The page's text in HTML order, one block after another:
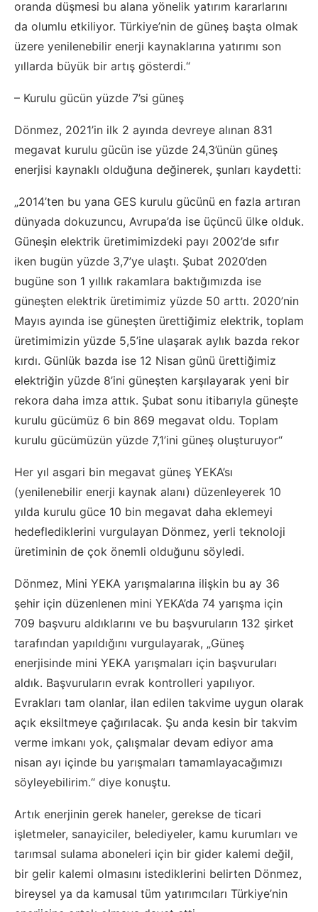
oranda düşmesi bu alana yönelik yatırım kararlarını
da olumlu etkiliyor. Türkiye’nin de güneş başta olmak
üzere yenilenebilir enerji kaynaklarına yatırımı son
yıllarda büyük bir artış gösterdi.“
– Kurulu gücün yüzde 7’si güneş
Dönmez, 2021’in ilk 2 ayında devreye alınan 831
megavat kurulu gücün ise yüzde 24,3’ünün güneş
enerjisi kaynaklı olduğuna değinerek, şunları kaydetti:
„2014’ten bu yana GES kurulu gücünü en fazla artıran
dünyada dokuzuncu, Avrupa’da ise üçüncü ülke olduk.
Güneşin elektrik üretimimizdeki payı 2002’de sıfır
iken bugün yüzde 3,7’ye ulaştı. Şubat 2020’den
bugüne son 1 yıllık rakamlara baktığımızda ise
güneşten elektrik üretimimiz yüzde 50 arttı. 2020’nin
Mayıs ayında ise güneşten ürettiğimiz elektrik, toplam
üretimimizin yüzde 5,5’ine ulaşarak aylık bazda rekor
kırdı. Günlük bazda ise 12 Nisan günü ürettiğimiz
elektriğin yüzde 8’ini güneşten karşılayarak yeni bir
rekora daha imza attık. Şubat sonu itibarıyla güneşte
kurulu gücümüz 6 bin 869 megavat oldu. Toplam
kurulu gücümüzün yüzde 7,1’ini güneş oluşturuyor“
Her yıl asgari bin megavat güneş YEKA’sı
(yenilenebilir enerji kaynak alanı) düzenleyerek 10
yılda kurulu güce 10 bin megavat daha eklemeyi
hedeflediklerini vurgulayan Dönmez, yerli teknoloji
üretiminin de çok önemli olduğunu söyledi.
Dönmez, Mini YEKA yarışmalarına ilişkin bu ay 36
şehir için düzenlenen mini YEKA’da 74 yarışma için
709 başvuru aldıklarını ve bu başvuruların 132 şirket
tarafından yapıldığını vurgulayarak, „Güneş
enerjisinde mini YEKA yarışmaları için başvuruları
aldık. Başvuruların evrak kontrolleri yapılıyor.
Evrakları tam olanlar, ilan edilen takvime uygun olarak
açık eksiltmeye çağırılacak. Şu anda kesin bir takvim
verme imkanı yok, çalışmalar devam ediyor ama
nisan ayı içinde bu yarışmaları tamamlayacağımızı
söyleyebilirim.“ diye konuştu.
Artık enerjinin gerek haneler, gerekse de ticari
işletmeler, sanayiciler, belediyeler, kamu kurumları ve
tarımsal sulama aboneleri için bir gider kalemi değil,
bir gelir kalemi olmasını istediklerini belirten Dönmez,
bireysel ya da kamusal tüm yatırımcıları Türkiye’nin